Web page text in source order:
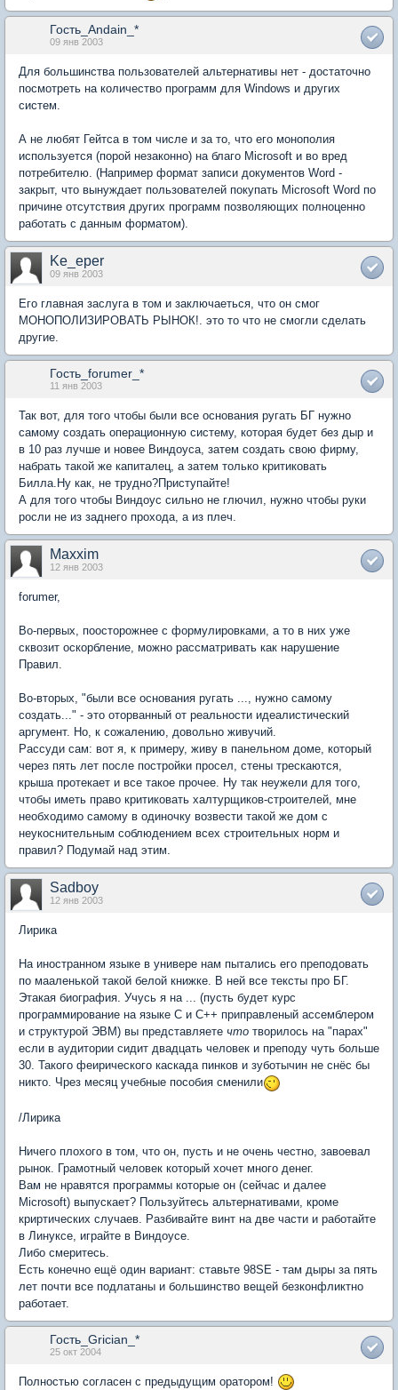
Гость_Andain_*
09 янв 2003
Для большинства пользователей альтернативы нет - достаточно
посмотреть на количество программ для Windows и других
систем.
А не любят Гейтса в том числе и за то, что его монополия
используется (порой незаконно) на благо Microsoft и во вред
потребителю. (Например формат записи документов Word -
закрыт, что вынуждает пользователей покупать Microsoft Word по
причине отсутствия других программ позволяющих полноценно
работать с данным форматом).
Ke_eper
09 янв 2003
Его главная заслуга в том и заключаеться, что он смог
МОНОПОЛИЗИРОВАТЬ РЫНОК!. это то что не смогли сделать
другие.
Гость_forumer_*
11 янв 2003
Так вот, для того чтобы были все основания ругать БГ нужно
самому создать операционную систему, которая будет без дыр и
в 10 раз лучше и новее Виндоуса, затем создать свою фирму,
набрать такой же капиталец, а затем только критиковать
Билла.Ну как, не трудно?Приступайте!
А для того чтобы Виндоус сильно не глючил, нужно чтобы руки
росли не из заднего прохода, а из плеч.
Maxxim
12 янв 2003
forumer,
Во-первых, поосторожнее с формулировками, а то в них уже
сквозит оскорбление, можно рассматривать как нарушение
Правил.
Во-вторых, "были все основания ругать ..., нужно самому
создать..." - это оторванный от реальности идеалистический
аргумент. Но, к сожалению, довольно живучий.
Рассуди сам: вот я, к примеру, живу в панельном доме, который
через пять лет после постройки просел, стены трескаются,
крыша протекает и все такое прочее. Ну так неужели для того,
чтобы иметь право критиковать халтурщиков-строителей, мне
необходимо самому в одиночку возвести такой же дом с
неукоснительным соблюдением всех строительных норм и
правил? Подумай над этим.
Sadboy
12 янв 2003
Лирика
На иностранном языке в универе нам пытались его преподовать
по мааленькой такой белой книжке. В ней все тексты про БГ.
Этакая биография. Учусь я на ... (пусть будет курс
программирование на языке С и С++ приправленый ассемблером
и структурой ЭВМ) вы представляете что творилось на "парах"
если в аудитории сидит двадцать человек и преподу чуть больше
30. Такого феирического каскада пинков и зуботычин не снёс бы
никто. Чрез месяц учебные пособия сменили
/Лирика
Ничего плохого в том, что он, пусть и не очень честно, завоевал
рынок. Грамотный человек который хочет много денег.
Вам не нравятся программы которые он (сейчас и далее
Microsoft) выпускает? Пользуйтесь альтернативами, кроме
криртических случаев. Разбивайте винт на две части и работайте
в Линуксе, играйте в Виндоусе.
Либо смеритесь.
Есть конечно ещё один вариант: ставьте 98SE - там дыры за пять
лет почти все подлатаны и большинство вещей безконфликтно
работает.
Гость_Grician_*
25 окт 2004
Полностью согласен с предыдущим оратором!